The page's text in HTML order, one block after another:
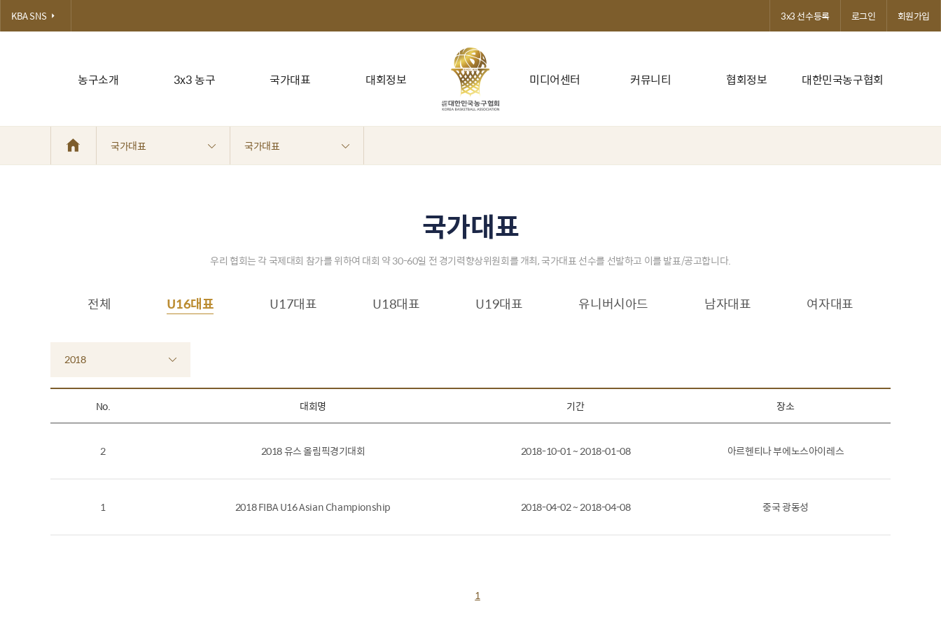
농구소개 3x3 농구 국가대표 대회정보 미디어센터 커뮤니티 협회정보 대한민국농구협회
KBA SNS 3x3 선수등록 로그인 회원가입
국가대표 국가대표
국가대표
우리 협회는 각 국제대회 참가를 위하여 대회 약 30-60일 전 경기력향상위원회를 개최, 국가대표 선수를 선발하고 이를 발표/공고합니다.
전체 U16대표 U17대표 U18대표 U19대표 유니버시아드 남자대표 여자대표
2018
No. 대회명 기간 장소
2 2018 유스 올림픽경기대회 2018-10-01 ~ 2018-01-08 아르헨티나 부에노스아이레스
1 2018 FIBA U16 Asian Championship 2018-04-02 ~ 2018-04-08 중국 광동성
1